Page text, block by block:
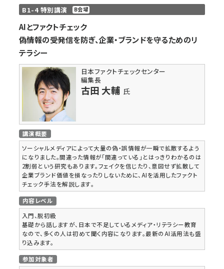
B1-4 特別講演 B会場
AIとファクトチェック
偽情報の受発信を防ぎ、企業・ブランドを守るためのリ
テラシー
日本ファクトチェックセンター
編集長
古田 大輔 氏
講演概要
ソーシャルメディアによって大量の偽・誤情報が一瞬で拡散するよう
になりました。間違った情報が「間違っている」とはっきりわかるのは
2割弱という研究もあります。フェイクを信じたり、意図せず拡散して
企業ブランド価値を損なったりしないために、AIを活用したファクト
チェック手法を解説します。
内容レベル
入門、脱初級
基礎から話しますが、日本で不足しているメディア・リテラシー教育
なので、多くの人は初めて聞く内容になります。最新のAI活用法も盛
り込みます。
参加対象者